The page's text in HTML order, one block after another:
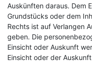
Auskünften daraus. Dem
Grundstücks oder dem
Rechts ist auf Verlangen
geben. Die
Einsicht oder Auskunft
Einsicht oder der